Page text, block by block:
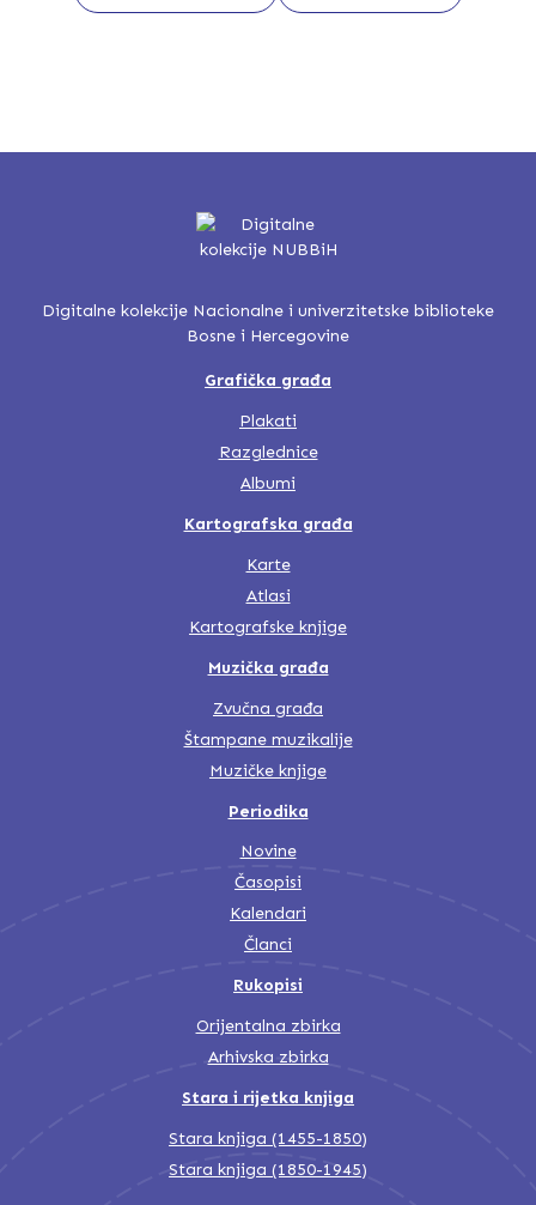
Digitalne kolekcije Nacionalne i univerzitetske biblioteke
Bosne i Hercegovine
Grafička građa
Plakati
Razglednice
Albumi
Kartografska građa
Karte
Atlasi
Kartografske knjige
Muzička građa
Zvučna građa
Štampane muzikalije
Muzičke knjige
Periodika
Novine
Časopisi
Kalendari
Članci
Rukopisi
Orijentalna zbirka
Arhivska zbirka
Stara i rijetka knjiga
Stara knjiga (1455-1850)
Stara knjiga (1850-1945)